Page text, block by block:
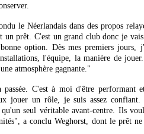
le Néerlandais dans des propos
prêt. C'est un grand club donc je
option. Dès mes premiers jours,
l'équipe, la manière de
atmosphère gagnante."
passée. C'est à moi d'être performant
jouer un rôle, je suis assez
seul véritable avant-centre. Ils
a conclu Weghorst, dont le prêt